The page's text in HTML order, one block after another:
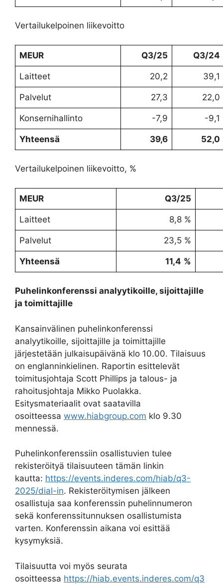
Vertailukelpoinen liikevoitto
MEUR Q3/25 Q3/24
Laitteet 20,2 39,1
Palvelut 27,3 22,0
Konsernihallinto -7,9 -9,1
Yhteensä 39,6 52,0
Vertailukelpoinen liikevoitto, %
MEUR Q3/25
Laitteet 8,8 %
Palvelut 23,5 %
Yhteensä 11,4 %
Puhelinkonferenssi analyytikoille, sijoittajille
ja toimittajille
Kansainvälinen puhelinkonferenssi
analyytikoille, sijoittajille ja toimittajille
järjestetään julkaisupäivänä klo 10.00. Tilaisuus
on englanninkielinen. Raportin esittelevät
toimitusjohtaja Scott Phillips ja talous- ja
rahoitusjohtaja Mikko Puolakka.
Esitysmateriaalit ovat saatavilla
osoitteessa www.hiabgroup.com klo 9.30
mennessä.
Puhelinkonferenssiin osallistuvien tulee
rekisteröityä tilaisuuteen tämän linkin
kautta: https://events.inderes.com/hiab/q3-
2025/dial-in. Rekisteröitymisen jälkeen
osallistuja saa konferenssin puhelinnumeron
sekä konferenssitunnuksen osallistumista
varten. Konferenssin aikana voi esittää
kysymyksiä.
Tilaisuutta voi myös seurata
osoitteessa https://hiab.events.inderes.com/q3